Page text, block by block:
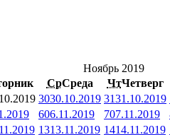
Ноябрь 2019
СрСреда ЧтЧетверг
3030.10.2019 3131.10.2019
606.11.2019 707.11.2019
1313.11.2019 1414.11.2019